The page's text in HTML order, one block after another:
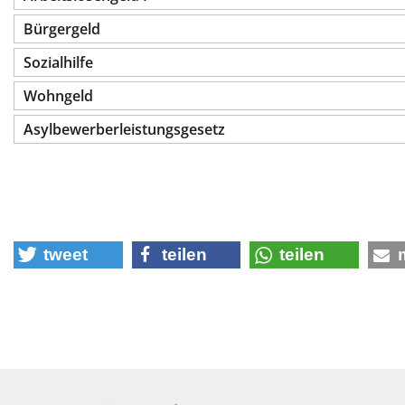
Bürgergeld
Sozialhilfe
Wohngeld
Asylbewerberleistungsgesetz
tweet teilen teilen